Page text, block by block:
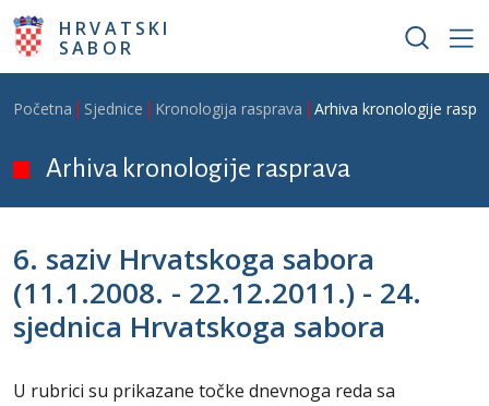
Skoči na glavni sadržaj
HRVATSKI
SABOR
Breadcrumb
Početna Sjednice Kronologija rasprava Arhiva kronologije
Arhiva kronologije rasprava
6. saziv Hrvatskoga sabora
(11.1.2008. - 22.12.2011.) - 24.
sjednica Hrvatskoga sabora
U rubrici su prikazane točke dnevnoga reda sa